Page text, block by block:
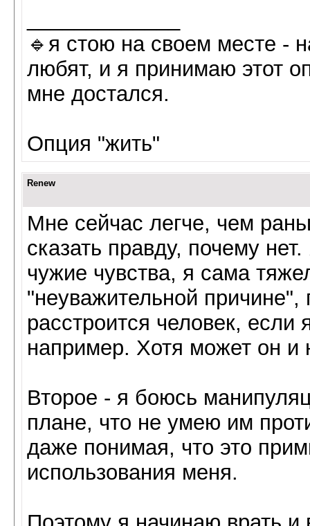
🔹я стою на своем месте -
любят, и я принимаю этот
мне достался.
Опция "жить"
Renew
Мне сейчас легче, чем
сказать правду, почему
чужие чувства, я сама
"неуважительной причине",
расстроится человек, если
например. Хотя может он и
Второе - я боюсь
плане, что не умею им
даже понимая, что это
использования меня.